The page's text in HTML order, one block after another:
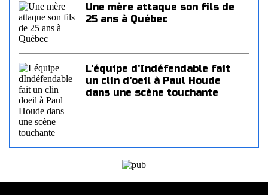
Une mère attaque son fils de
25 ans à Québec
L'équipe d'Indéfendable fait
un clin d'oeil à Paul Houde
dans une scène touchante